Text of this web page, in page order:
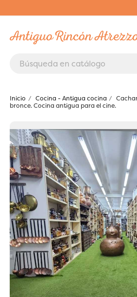
Inicio Cocina - Antigua cocina
bronce. Cocina antigua para el cine.